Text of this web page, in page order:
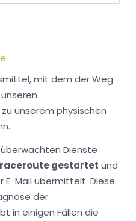
mit dem der Weg
unserem physischen
Dienste
gestartet und
E-Mail übermittelt. Diese
der
in einigen Fällen die